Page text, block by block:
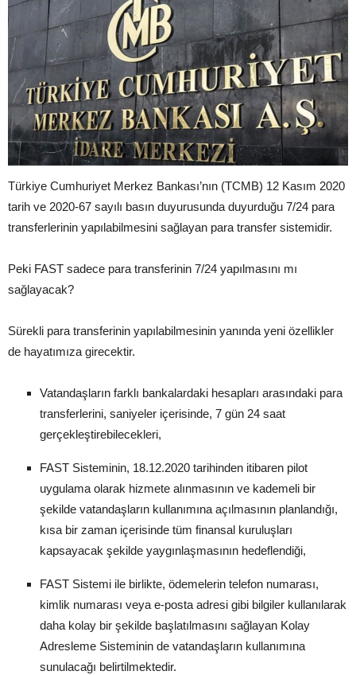
Türkiye Cumhuriyet Merkez Bankası’nın (TCMB) 12 Kasım 2020
tarih ve 2020-67 sayılı basın duyurusunda duyurduğu 7/24 para
transferlerinin yapılabilmesini sağlayan para transfer sistemidir.
Peki FAST sadece para transferinin 7/24 yapılmasını mı
sağlayacak?
Sürekli para transferinin yapılabilmesinin yanında yeni özellikler
de hayatımıza girecektir.
Vatandaşların farklı bankalardaki hesapları arasındaki para
transferlerini, saniyeler içerisinde, 7 gün 24 saat
gerçekleştirebilecekleri,
FAST Sisteminin, 18.12.2020 tarihinden itibaren pilot
uygulama olarak hizmete alınmasının ve kademeli bir
şekilde vatandaşların kullanımına açılmasının planlandığı,
kısa bir zaman içerisinde tüm finansal kuruluşları
kapsayacak şekilde yaygınlaşmasının hedeflendiği,
FAST Sistemi ile birlikte, ödemelerin telefon numarası,
kimlik numarası veya e-posta adresi gibi bilgiler kullanılarak
daha kolay bir şekilde başlatılmasını sağlayan Kolay
Adresleme Sisteminin de vatandaşların kullanımına
sunulacağı belirtilmektedir.